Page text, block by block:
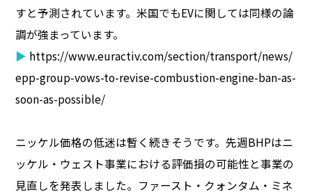
すと予測されています。米国でもEVに関しては同様の論
調が強まっています。
▶ https://www.euractiv.com/section/transport/news/
epp-group-vows-to-revise-combustion-engine-ban-as-
soon-as-possible/
ニッケル価格の低迷は暫く続きそうです。先週BHPはニ
ッケル・ウェスト事業における評価損の可能性と事業の
見直しを発表しました。ファースト・クォンタム・ミネ